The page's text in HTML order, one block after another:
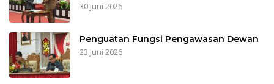
30 Juni 2026
Penguatan Fungsi Pengawasan Dewan
23 Juni 2026